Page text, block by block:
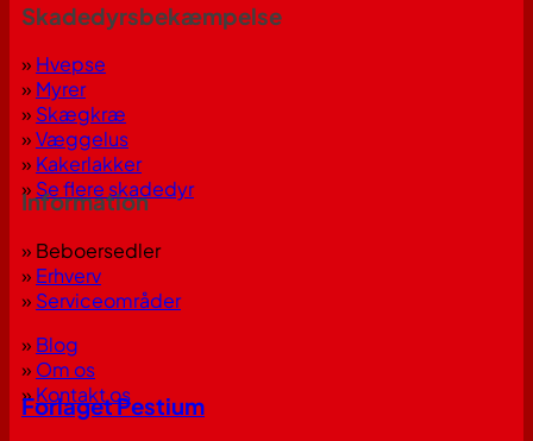
Skadedyrsbekæmpelse
» Hvepse
» Myrer
» Skægkræ
»Væggelus
» Kakerlakker
» Se flere skadedyr
Information
» Beboersedler
» Erhverv
» Serviceområder
» Blog
» Om os
»Kontakt os
Forlaget Pestium